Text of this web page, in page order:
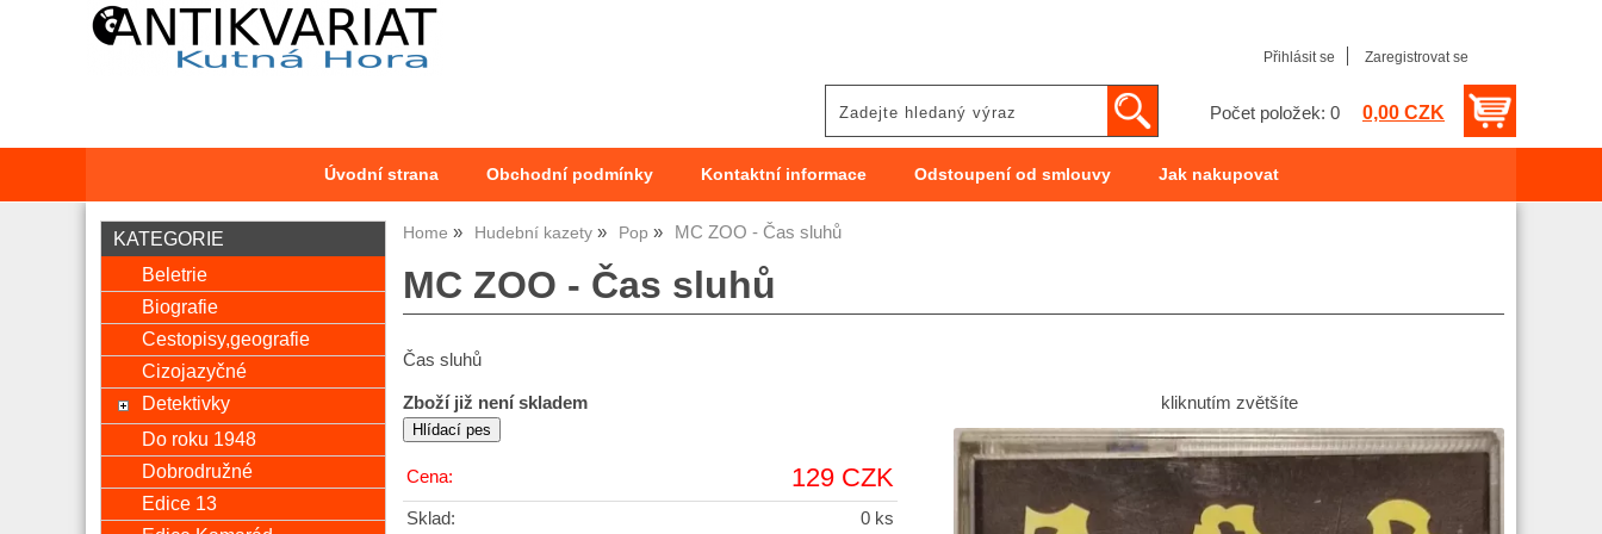
Přihlásit se Zaregistrovat se
Počet položek: 0 0,00 CZK
Úvodní strana Obchodní podmínky Kontaktní informace Odstoupení od smlouvy Jak nakupovat
Home Hudební kazety Pop MC ZOO - Čas sluhů
MC ZOO - Čas sluhů
Čas sluhů
kliknutím zvětšíte
Zboží již není skladem
Cena: 129 CZK
Sklad: 0 ks
KATEGORIE
Beletrie
Biografie
Cestopisy,geografie
Cizojazyčné
Detektivky
Do roku 1948
Dobrodružné
Edice 13